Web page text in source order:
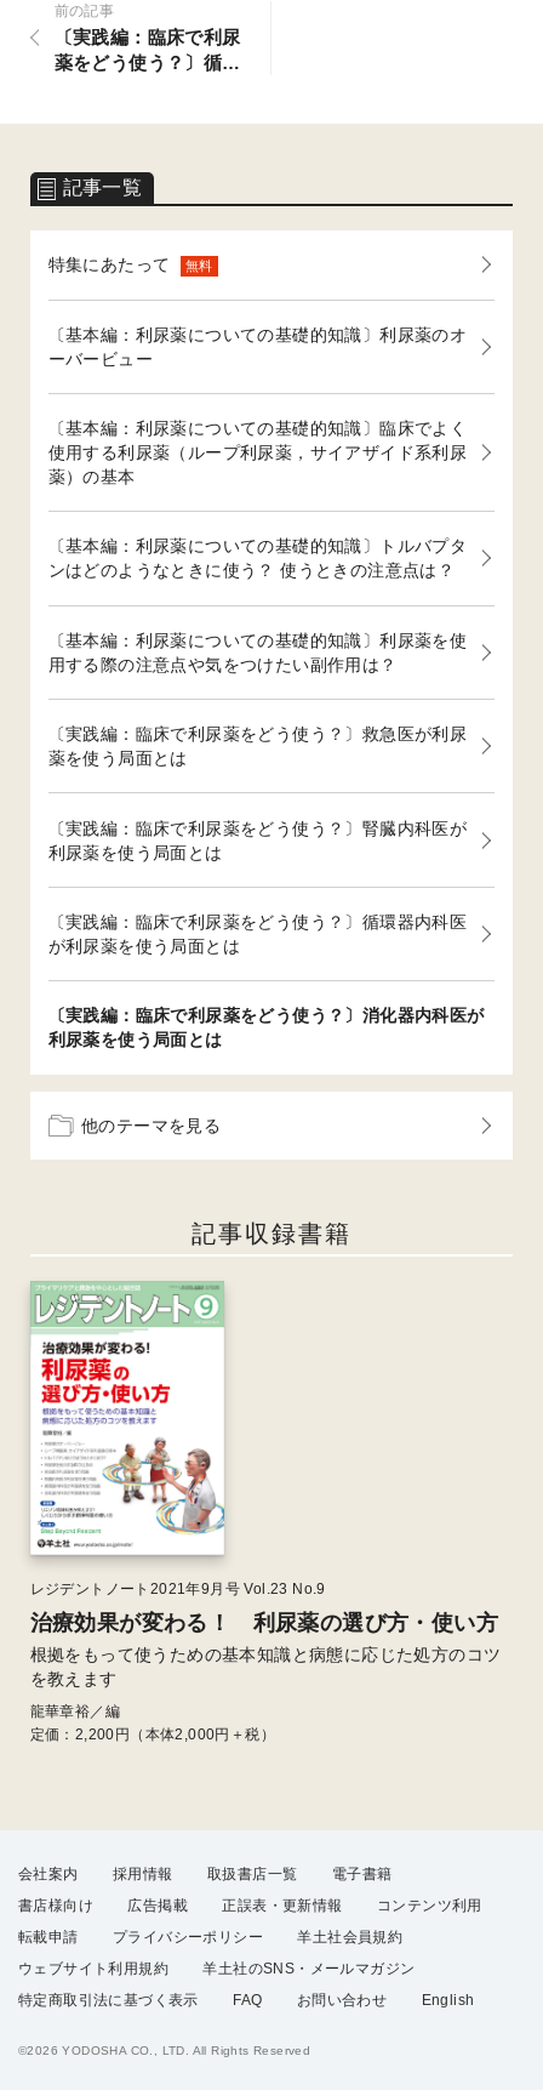
記事一覧
特集にあたって 無料
〔基本編：利尿薬についての基礎的知識〕利尿薬のオ
ーバービュー
〔基本編：利尿薬についての基礎的知識〕臨床でよく
使用する利尿薬（ループ利尿薬，サイアザイド系利尿
薬）の基本
〔基本編：利尿薬についての基礎的知識〕トルバプタ
ンはどのようなときに使う？ 使うときの注意点は？
〔基本編：利尿薬についての基礎的知識〕利尿薬を使
用する際の注意点や気をつけたい副作用は？
〔実践編：臨床で利尿薬をどう使う？〕救急医が利尿
薬を使う局面とは
〔実践編：臨床で利尿薬をどう使う？〕腎臓内科医が
利尿薬を使う局面とは
〔実践編：臨床で利尿薬をどう使う？〕循環器内科医
が利尿薬を使う局面とは
〔実践編：臨床で利尿薬をどう使う？〕消化器内科医が
利尿薬を使う局面とは
他のテーマを見る
記事収録書籍
レジデントノート2021年9月号 Vol.23 No.9
治療効果が変わる！ 利尿薬の選び方・使い方
根拠をもって使うための基本知識と病態に応じた処方のコツ
を教えます
龍華章裕／編
定価： 2,200 円（本体2,000円＋税）
前の記事
〔実践編：臨床で利尿
薬をどう使う？〕循環
会社案内 採用情報 取扱書店一覧
電子書籍
書店様向け
広告掲載 正誤表・更新情報
コンテンツ利用
転載申請
プライバシーポリシー
羊土社会員規約
ウェブサイト利用規約
羊土社のSNS・メールマガジン
特定商取引法に基づく表示
FAQ お問い合わせ English
©2026 YODOSHA CO., LTD. All Rights Reserved